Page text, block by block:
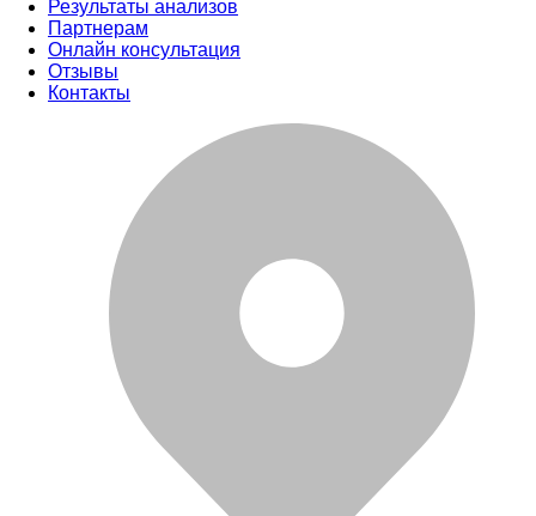
Результаты анализов
Партнерам
Онлайн консультация
Отзывы
Контакты